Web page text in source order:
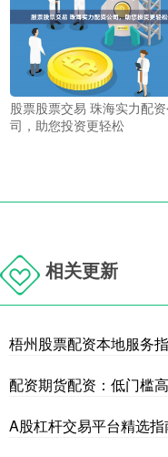
股票股票交易 珠海实力配
司，助您投资更轻松
相关更新
梧州股票配资本地服务
配资期货配资：低门槛
A股杠杆交易平台精选指